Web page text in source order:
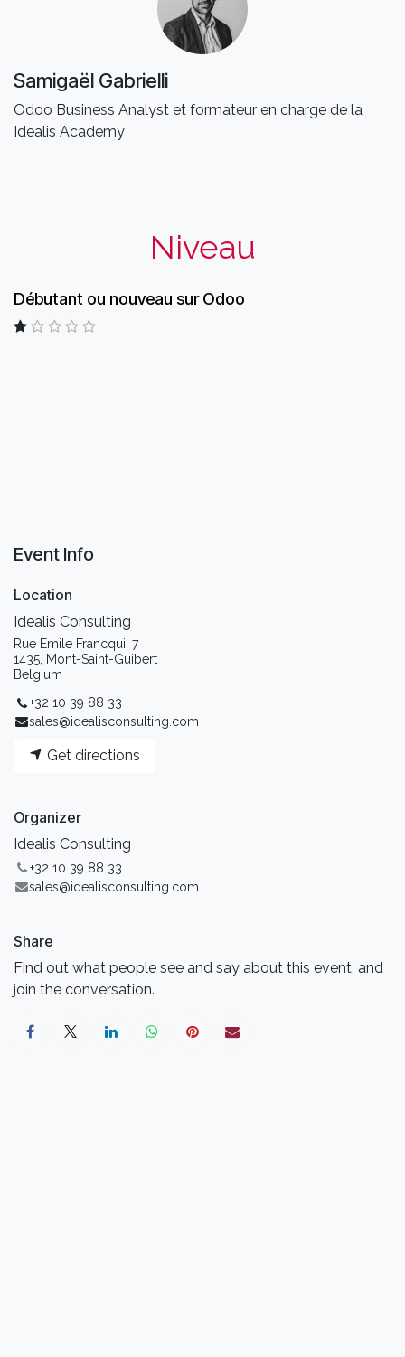
Samigaël Gabrielli
Odoo Business Analyst et formateur en charge de la
Idealis Academy
Niveau
Débutant ou nouveau sur Odoo
Event Info
Location
Idealis Consulting
Rue Emile Francqui, 7
1435, Mont-Saint-Guibert
Belgium
+32 10 39 88 33
sales@idealisconsulting.com
Get directions
Organizer
Idealis Consulting
+32 10 39 88 33
sales@idealisconsulting.com
Share
Find out what people see and say about this event, and
join the conversation.